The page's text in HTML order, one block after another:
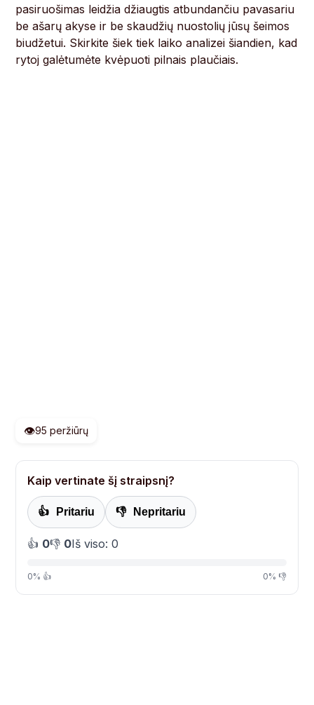
pasiruošimas leidžia džiaugtis atbundančiu pavasariu
be ašarų akyse ir be skaudžių nuostolių jūsų šeimos
biudžetui. Skirkite šiek tiek laiko analizei šiandien, kad
rytoj galėtumėte kvėpuoti pilnais plaučiais.
👁️95 peržiūrų
Kaip vertinate šį straipsnį?
👍 Pritariu 👎 Nepritariu
👍 0👎 0Iš viso: 0
0% 👍 0% 👎